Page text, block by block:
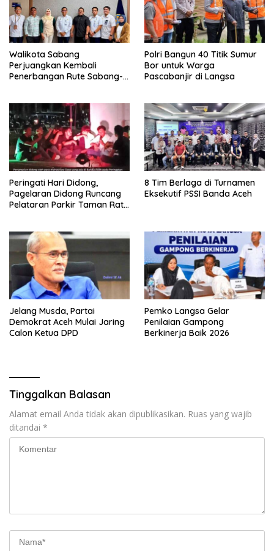
Walikota Sabang
Perjuangkan Kembali
Penerbangan Rute Sabang-
Polri Bangun 40 Titik Sumur
Bor untuk Warga
Pascabanjir di Langsa
Peringati Hari Didong,
Pagelaran Didong Runcang
Pelataran Parkir Taman Ratu
8 Tim Berlaga di Turnamen
Eksekutif PSSI Banda Aceh
Jelang Musda, Partai
Demokrat Aceh Mulai Jaring
Calon Ketua DPD
Pemko Langsa Gelar
Penilaian Gampong
Berkinerja Baik 2026
Tinggalkan Balasan
Alamat email Anda tidak akan dipublikasikan. Ruas yang wajib
ditandai *